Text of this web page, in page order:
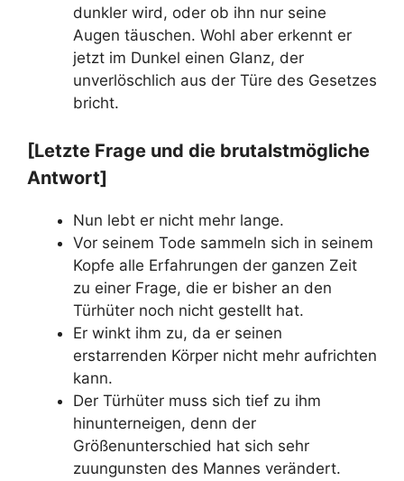
dunkler wird, oder ob ihn nur seine
Augen täuschen. Wohl aber erkennt er
jetzt im Dunkel einen Glanz, der
unverlöschlich aus der Türe des Gesetzes
bricht.
[Letzte Frage und die brutalstmögliche
Antwort]
Nun lebt er nicht mehr lange.
Vor seinem Tode sammeln sich in seinem
Kopfe alle Erfahrungen der ganzen Zeit
zu einer Frage, die er bisher an den
Türhüter noch nicht gestellt hat.
Er winkt ihm zu, da er seinen
erstarrenden Körper nicht mehr aufrichten
kann.
Der Türhüter muss sich tief zu ihm
hinunterneigen, denn der
Größenunterschied hat sich sehr
zuungunsten des Mannes verändert.